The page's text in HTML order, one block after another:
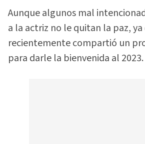
Aunque algunos mal
a la actriz no le quitan la paz,
recientemente compartió un
para darle la bienvenida al 2023.